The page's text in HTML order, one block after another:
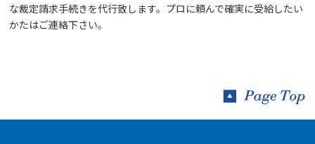
な裁定請求手続きを代行致します。プロに頼んで確実に受給したい
かたはご連絡下さい。